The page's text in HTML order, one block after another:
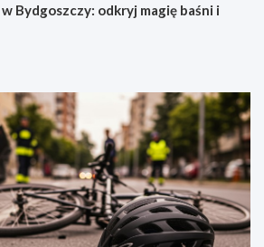
Bydgoszczy: odkryj magię baśni i